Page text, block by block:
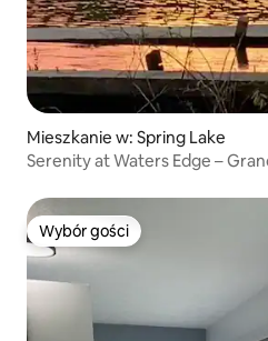
Mieszkanie w: Spring Lake
Serenity at Waters Edge –
Wybór gości
Wybór gości